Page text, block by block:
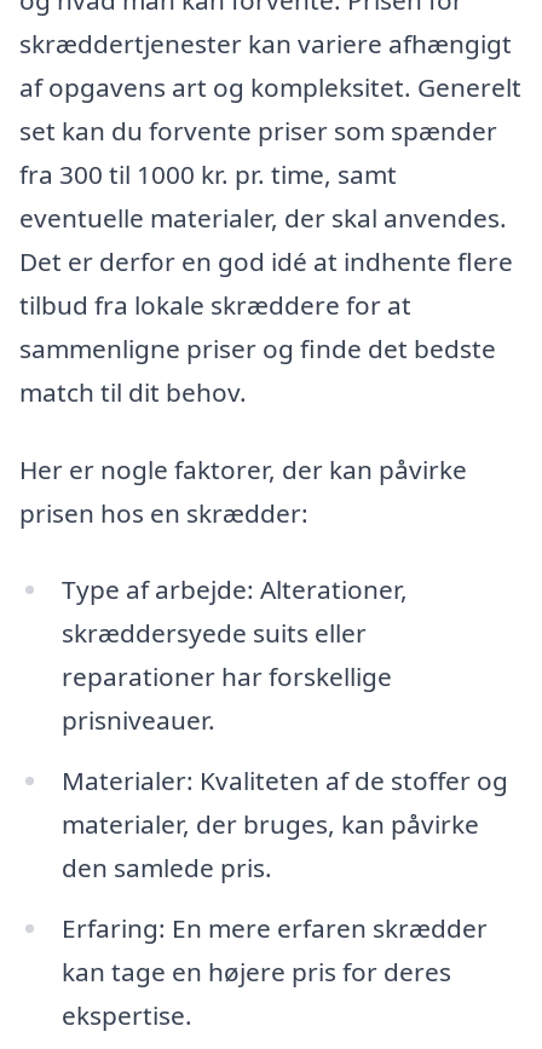
skræddertjenester kan variere afhængigt
af opgavens art og kompleksitet. Generelt
set kan du forvente priser som spænder
fra 300 til 1000 kr. pr. time, samt
eventuelle materialer, der skal anvendes.
Det er derfor en god idé at indhente flere
tilbud fra lokale skræddere for at
sammenligne priser og finde det bedste
match til dit behov.
Her er nogle faktorer, der kan påvirke
prisen hos en skrædder:
Type af arbejde: Alterationer,
skræddersyede suits eller
reparationer har forskellige
prisniveauer.
Materialer: Kvaliteten af de stoffer og
materialer, der bruges, kan påvirke
den samlede pris.
Erfaring: En mere erfaren skrædder
kan tage en højere pris for deres
ekspertise.